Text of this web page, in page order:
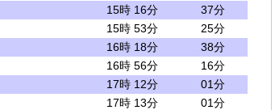
15時 16分
37分
15時 53分
25分
16時 18分
38分
16時 56分
16分
17時 12分
01分
17時 13分
01分